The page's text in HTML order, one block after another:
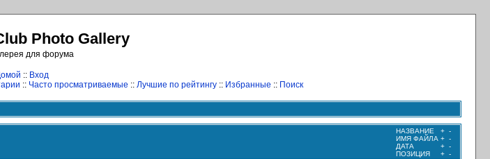
Photo Gallery
для форума
:: Вход
:: Часто просматриваемые :: Лучшие по рейтингу :: Избранные :: Поиск
НАЗВАНИЕ + -
ИМЯ ФАЙЛА + -
ДАТА
+ -
ПОЗИЦИЯ
+ -